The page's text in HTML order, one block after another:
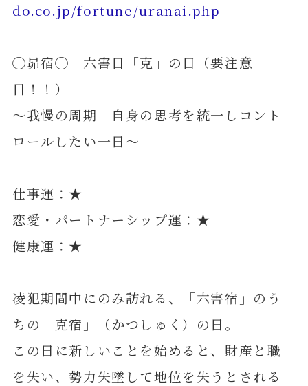
do.co.jp/fortune/uranai.php
◯昴宿◯ 六害日「克」の日（要注意
日！！）
～我慢の周期 自身の思考を統一しコント
ロールしたい一日～
仕事運：★
恋愛・パートナーシップ運：★
健康運：★
凌犯期間中にのみ訪れる、「六害宿」のう
ちの「克宿」（かつしゅく）の日。
この日に新しいことを始めると、財産と職
を失い、勢力失墜して地位を失うとされる